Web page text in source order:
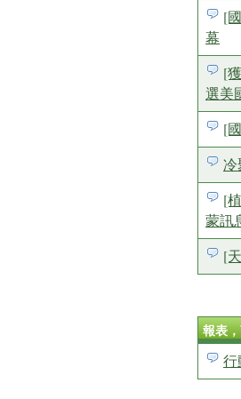
[
幕
[
選美
[
冷
[
蒙訊
[
報表
行